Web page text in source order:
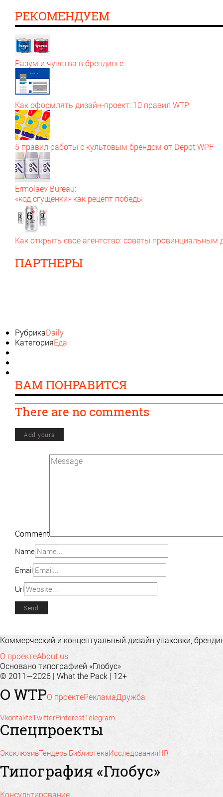
РЕКОМЕНДУЕМ
Разум и чувства в брендинге
Как оформлять дизайн‑проект: 10 правил WTP
5 правил работы с культовым брендом от Depot WPF
Ermolaev Bureau:
«код сгущенки» как рецепт победы
Как открыть свое агентство: советы провинциальным
ПАРТНЕРЫ
РубрикаDaily
КатегорияЕда
ВАМ ПОНРАВИТСЯ
There are no comments
Add yours
Comment
Name
Email
Url
Коммерческий и концептуальный дизайн упаковки,
О проектеAbout us
Основано типографией «Глобус»
© 2011—2026 | What the Pack | 12+
О WTPО проектеРекламаДружба
VkontakteTwitterPinterestTelegram
Спецпроекты
ЭксклюзивТендерыБиблиотекаИсследованияHR
Типография «Глобус»
Консультирование